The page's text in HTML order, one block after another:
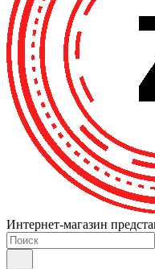
Интернет-магазин